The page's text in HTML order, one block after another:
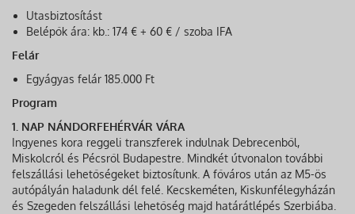
Utasbiztosítást
Belépők ára: kb.: 174 € + 60 € / szoba IFA
Felár
Egyágyas felár 185.000 Ft
Program
1. NAP NÁNDORFEHÉRVÁR VÁRA
Ingyenes kora reggeli transzferek indulnak Debrecenből,
Miskolcról és Pécsről Budapestre. Mindkét útvonalon további
felszállási lehetőségeket biztosítunk. A főváros után az M5-ös
autópályán haladunk dél felé. Kecskeméten, Kiskunfélegyházán
és Szegeden felszállási lehetőség majd határátlépés Szerbiába.